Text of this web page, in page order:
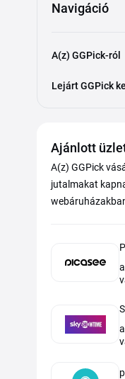
Navigáció
A(z) GGPick-ról
Lejárt GGPick
Ajánlott
A(z) GGPick
jutalmakat